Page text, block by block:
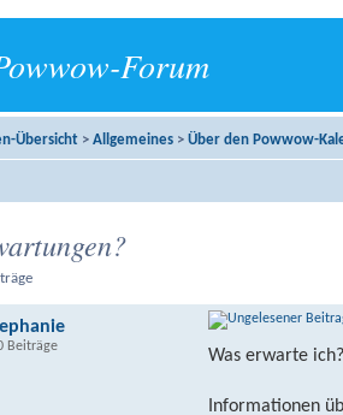
Forum
Übersicht > Allgemeines > Über den Powwow-
Was erwarte
Informationen
Beiträge